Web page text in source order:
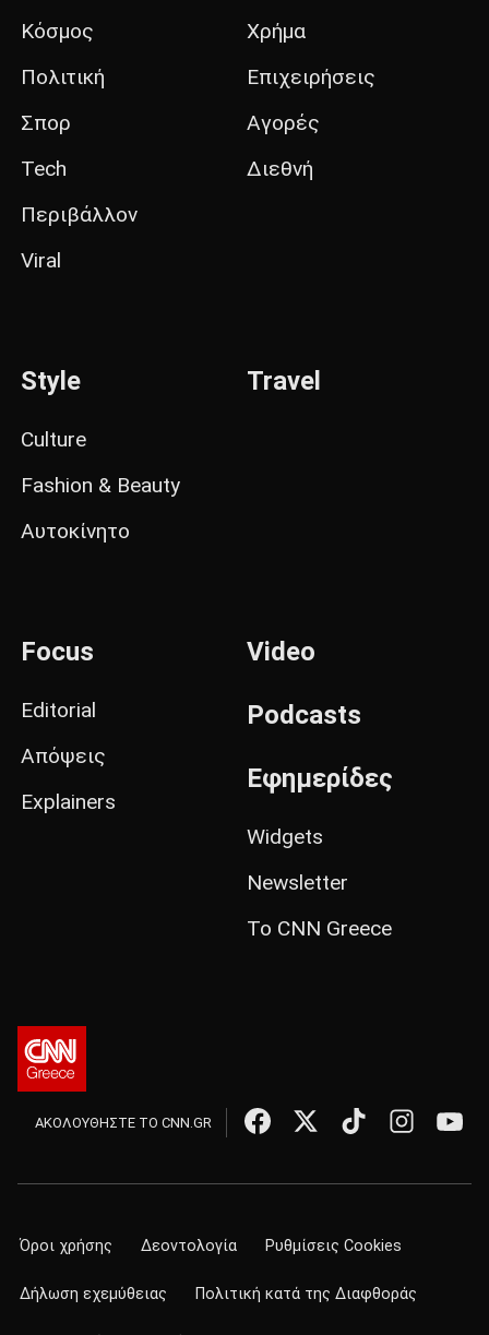
Κόσμος
Πολιτική
Σπορ
Tech
Περιβάλλον
Viral
Χρήμα
Επιχειρήσεις
Αγορές
Διεθνή
Style
Culture
Fashion & Beauty
Αυτοκίνητο
Travel
Focus
Editorial
Απόψεις
Explainers
Video
Podcasts
Εφημερίδες
Widgets
Newsletter
Το CNN Greece
ΑΚΟΛΟΥΘΗΣΤΕ ΤΟ CNN.GR
Όροι χρήσης Δεοντολογία Ρυθμίσεις Cookies
Δήλωση εχεμύθειας Πολιτική κατά της Διαφθοράς